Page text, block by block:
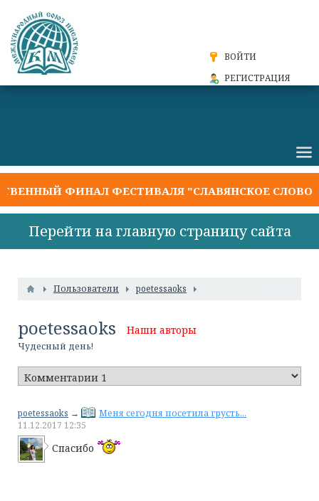
ВОЙТИ
РЕГИСТРАЦИЯ
ФИНАЛ ФЕСТИВАЛЯ "СЛАВЯНСКОЕ СЛОВО
Перейти на главную страницу сайта
Пользователи poetessaoks
poetessaoks Наши авторы
Чудесный день!
poetessaoks →
Меня сегодня посетила грусть...
11.12.2017 12:35
Спасибо